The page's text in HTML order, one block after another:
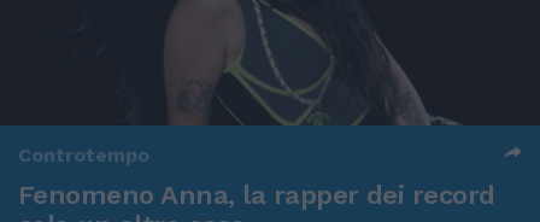
Controtempo
Fenomeno Anna, la rapper dei record